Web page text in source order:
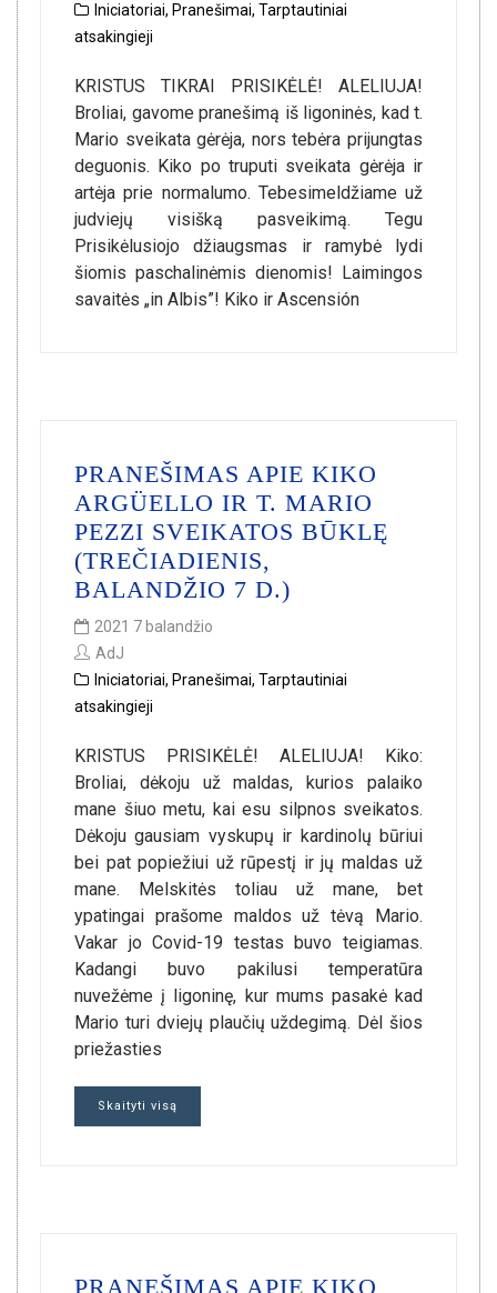
Iniciatoriai, Pranešimai, Tarptautiniai
atsakingieji
KRISTUS TIKRAI PRISIKĖLĖ! ALELIUJA!
Broliai, gavome pranešimą iš ligoninės, kad t.
Mario sveikata gėrėja, nors tebėra prijungtas
deguonis. Kiko po truputi sveikata gėrėja ir
artėja prie normalumo. Tebesimeldžiame už
judviejų visišką pasveikimą. Tegu
Prisikėlusiojo džiaugsmas ir ramybė lydi
šiomis paschalinėmis dienomis! Laimingos
savaitės „in Albis”! Kiko ir Ascensión
PRANEŠIMAS APIE KIKO
ARGÜELLO IR T. MARIO
PEZZI SVEIKATOS BŪKLĘ
(TREČIADIENIS,
BALANDŽIO 7 D.)
2021 7 balandžio
AdJ
Iniciatoriai, Pranešimai, Tarptautiniai
atsakingieji
KRISTUS PRISIKĖLĖ! ALELIUJA! Kiko:
Broliai, dėkoju už maldas, kurios palaiko
mane šiuo metu, kai esu silpnos sveikatos.
Dėkoju gausiam vyskupų ir kardinolų būriui
bei pat popiežiui už rūpestį ir jų maldas už
mane. Melskitės toliau už mane, bet
ypatingai prašome maldos už tėvą Mario.
Vakar jo Covid-19 testas buvo teigiamas.
Kadangi buvo pakilusi temperatūra
nuvežėme į ligoninę, kur mums pasakė kad
Mario turi dviejų plaučių uždegimą. Dėl šios
priežasties
Skaityti visą
PRANEŠIMAS APIE KIKO